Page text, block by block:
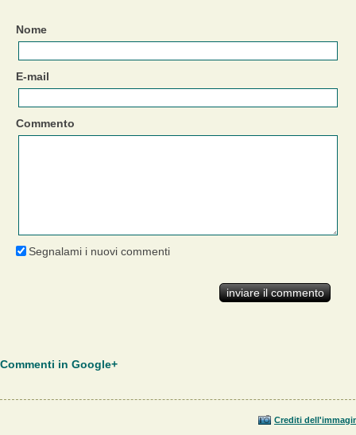
Nome
E-mail
Commento
Segnalami i nuovi commenti
Commenti in Google+
Crediti